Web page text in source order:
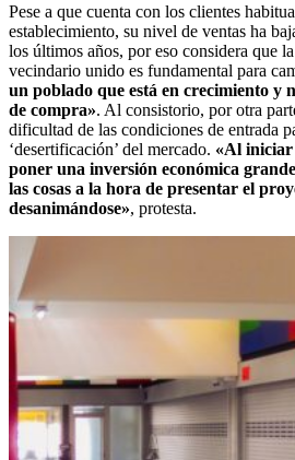
Pese a que cuenta con los clientes
establecimiento, su nivel de ventas ha
los últimos años, por eso considera que
vecindario unido es fundamental para
un poblado que está en crecimiento y
de compra». Al consistorio, por otra
dificultad de las condiciones de entrada
‘desertificación’ del mercado. «Al iniciar
poner una inversión económica
las cosas a la hora de presentar el
desanimándose», protesta.